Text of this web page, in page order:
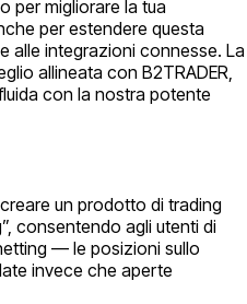
per migliorare la tua
per estendere questa
alle integrazioni connesse. La
allineata con B2TRADER,
con la nostra potente
un prodotto di trading
consentendo agli utenti di
— le posizioni sullo
invece che aperte